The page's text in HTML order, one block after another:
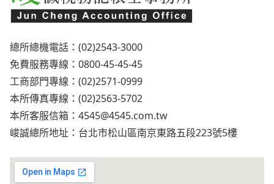
總所總機電話：(02)2543-3000
免費服務專線：0800-45-45-45
工商部門專線：(02)2571-0999
本所傳真專線：(02)2563-5702
本所客服信箱： 4545@4545.com.tw
峻誠總所地址：台北市松山區南京東路五段223號5樓